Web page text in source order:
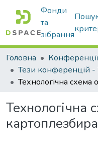
Фонди
та
зібрання
Головна
Тези конференцій -
Технологічна